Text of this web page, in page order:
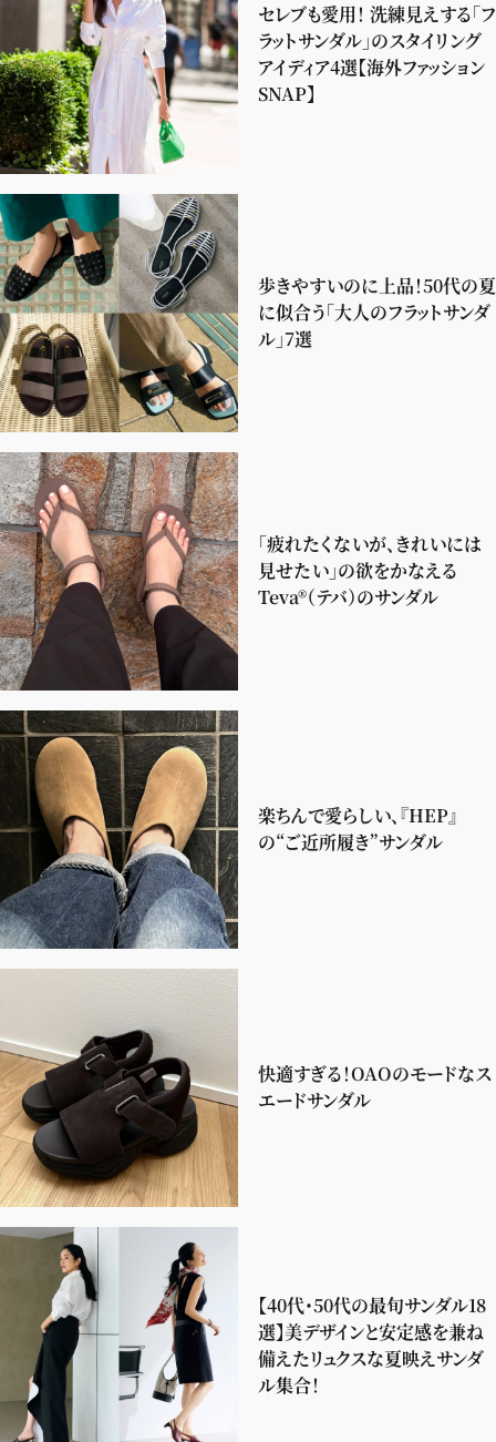
セレブも愛用！ 洗練見えする「フ
ラットサンダル」のスタイリング
アイディア4選【海外ファッション
SNAP】
歩きやすいのに上品！50代の夏
に似合う「大人のフラットサンダ
ル」7選
「疲れたくないが、きれいには
見せたい」の欲をかなえる
Teva®（テバ）のサンダル
楽ちんで愛らしい、『HEP』
の“ご近所履き”サンダル
快適すぎる！OAOのモードなス
エードサンダル
【40代・50代の最旬サンダル18
選】美デザインと安定感を兼ね
備えたリュクスな夏映えサンダ
ル集合！